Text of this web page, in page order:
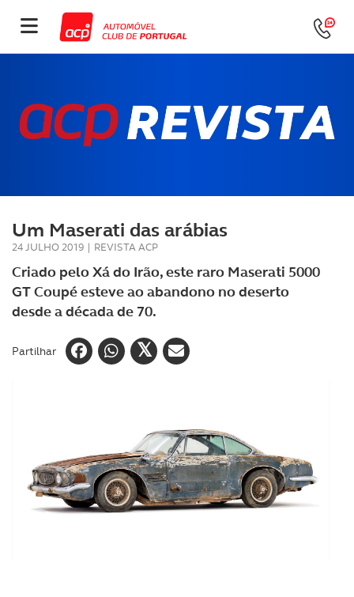
Um Maserati das arábias
24 JULHO 2019 | REVISTA ACP
Criado pelo Xá do Irão, este raro Maserati 5000
GT Coupé esteve ao abandono no deserto
desde a década de 70.
Partilhar